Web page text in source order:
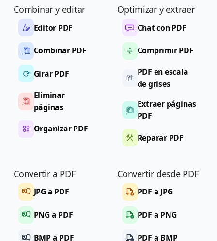
Combinar y editar
Editor PDF
Combinar PDF
Girar PDF
Eliminar
páginas
Organizar PDF
Optimizar y extraer
Chat con PDF
Comprimir PDF
PDF en escala
de grises
Extraer páginas
PDF
Reparar PDF
Convertir a PDF
JPG a PDF
PNG a PDF
BMP a PDF
Convertir desde PDF
PDF a JPG
PDF a PNG
PDF a BMP